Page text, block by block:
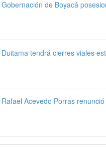
Gobernación de Boyacá
Duitama tendrá cierres viales
Rafael Acevedo Porras